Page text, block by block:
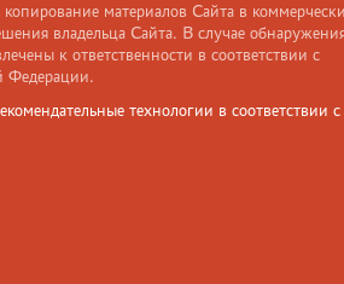
материалов Сайта в
владельца Сайта. В случае
к ответственности в соответствии с
Федерации.
технологии в соответствии с